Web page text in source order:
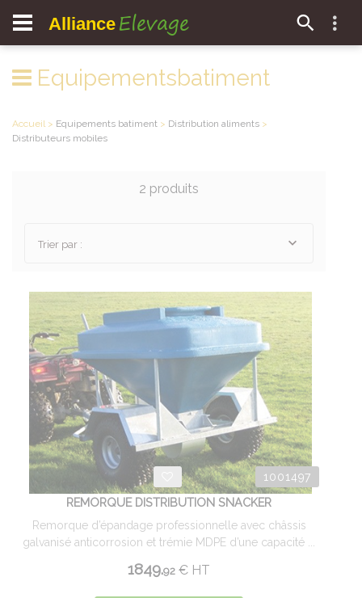
Alliance Elevage
Equipementsbatiment
Accueil > Equipements batiment > Distribution aliments >
Distributeurs mobiles
2 produits
Trier par :
1001497
REMORQUE DISTRIBUTION SNACKER
Remorque d’épandage professionnelle avec châssis
galvanisé anticorrosion et trémie MDPE d’une capacité ...
1849.92 € HT